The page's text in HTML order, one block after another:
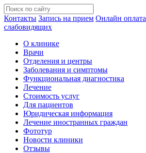
Контакты Запись на прием Онлайн оплата
слабовидящих
О клинике
Врачи
Отделения и центры
Заболевания и симптомы
Функциональная диагностика
Лечение
Стоимость услуг
Для пациентов
Юридическая информация
Лечение иностранных граждан
Фототур
Новости клиники
Отзывы